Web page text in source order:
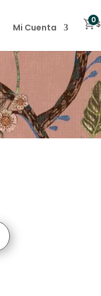
Mi Cuenta
0$